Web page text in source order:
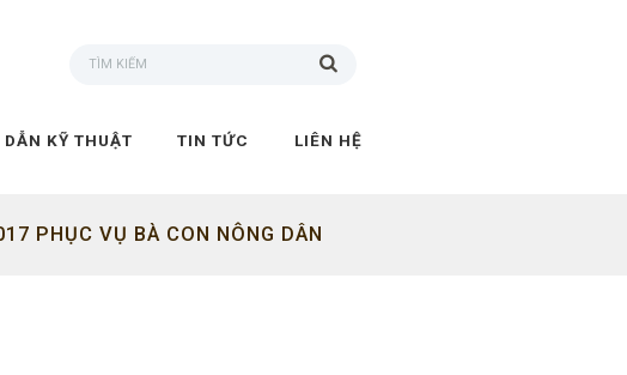
DẪN KỸ THUẬT TIN TỨC LIÊN HỆ
PHỤC VỤ BÀ CON NÔNG DÂN